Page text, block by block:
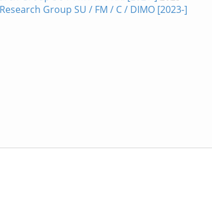
Group SU / FM / C / DIMO [2023-]